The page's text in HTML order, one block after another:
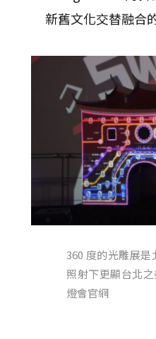
新舊文化交替融合
360 度的光雕展
照射下更顯台北
燈會官網